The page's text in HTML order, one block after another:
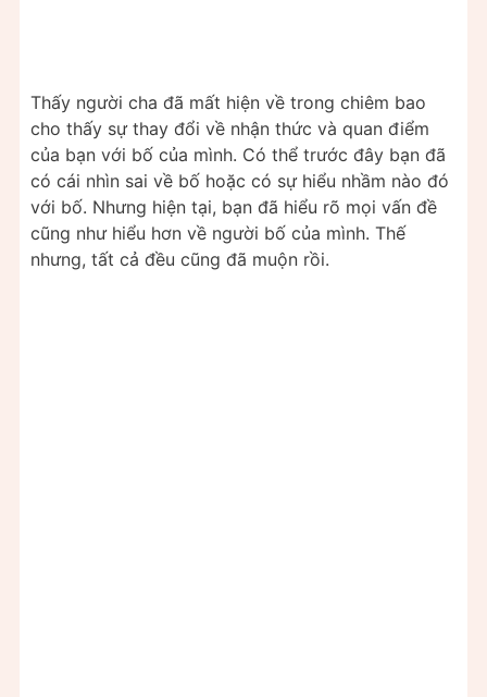
Thấy người cha đã mất hiện về trong chiêm bao
cho thấy sự thay đổi về nhận thức và quan điểm
của bạn với bố của mình. Có thể trước đây bạn đã
có cái nhìn sai về bố hoặc có sự hiểu nhầm nào đó
với bố. Nhưng hiện tại, bạn đã hiểu rõ mọi vấn đề
cũng như hiểu hơn về người bố của mình. Thế
nhưng, tất cả đều cũng đã muộn rồi.